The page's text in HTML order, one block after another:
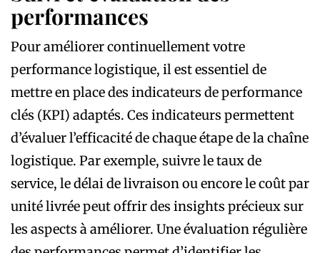
performances
Pour améliorer continuellement votre
performance logistique, il est essentiel de
mettre en place des indicateurs de performance
clés (KPI) adaptés. Ces indicateurs permettent
d’évaluer l’efficacité de chaque étape de la chaîne
logistique. Par exemple, suivre le taux de
service, le délai de livraison ou encore le coût par
unité livrée peut offrir des insights précieux sur
les aspects à améliorer. Une évaluation régulière